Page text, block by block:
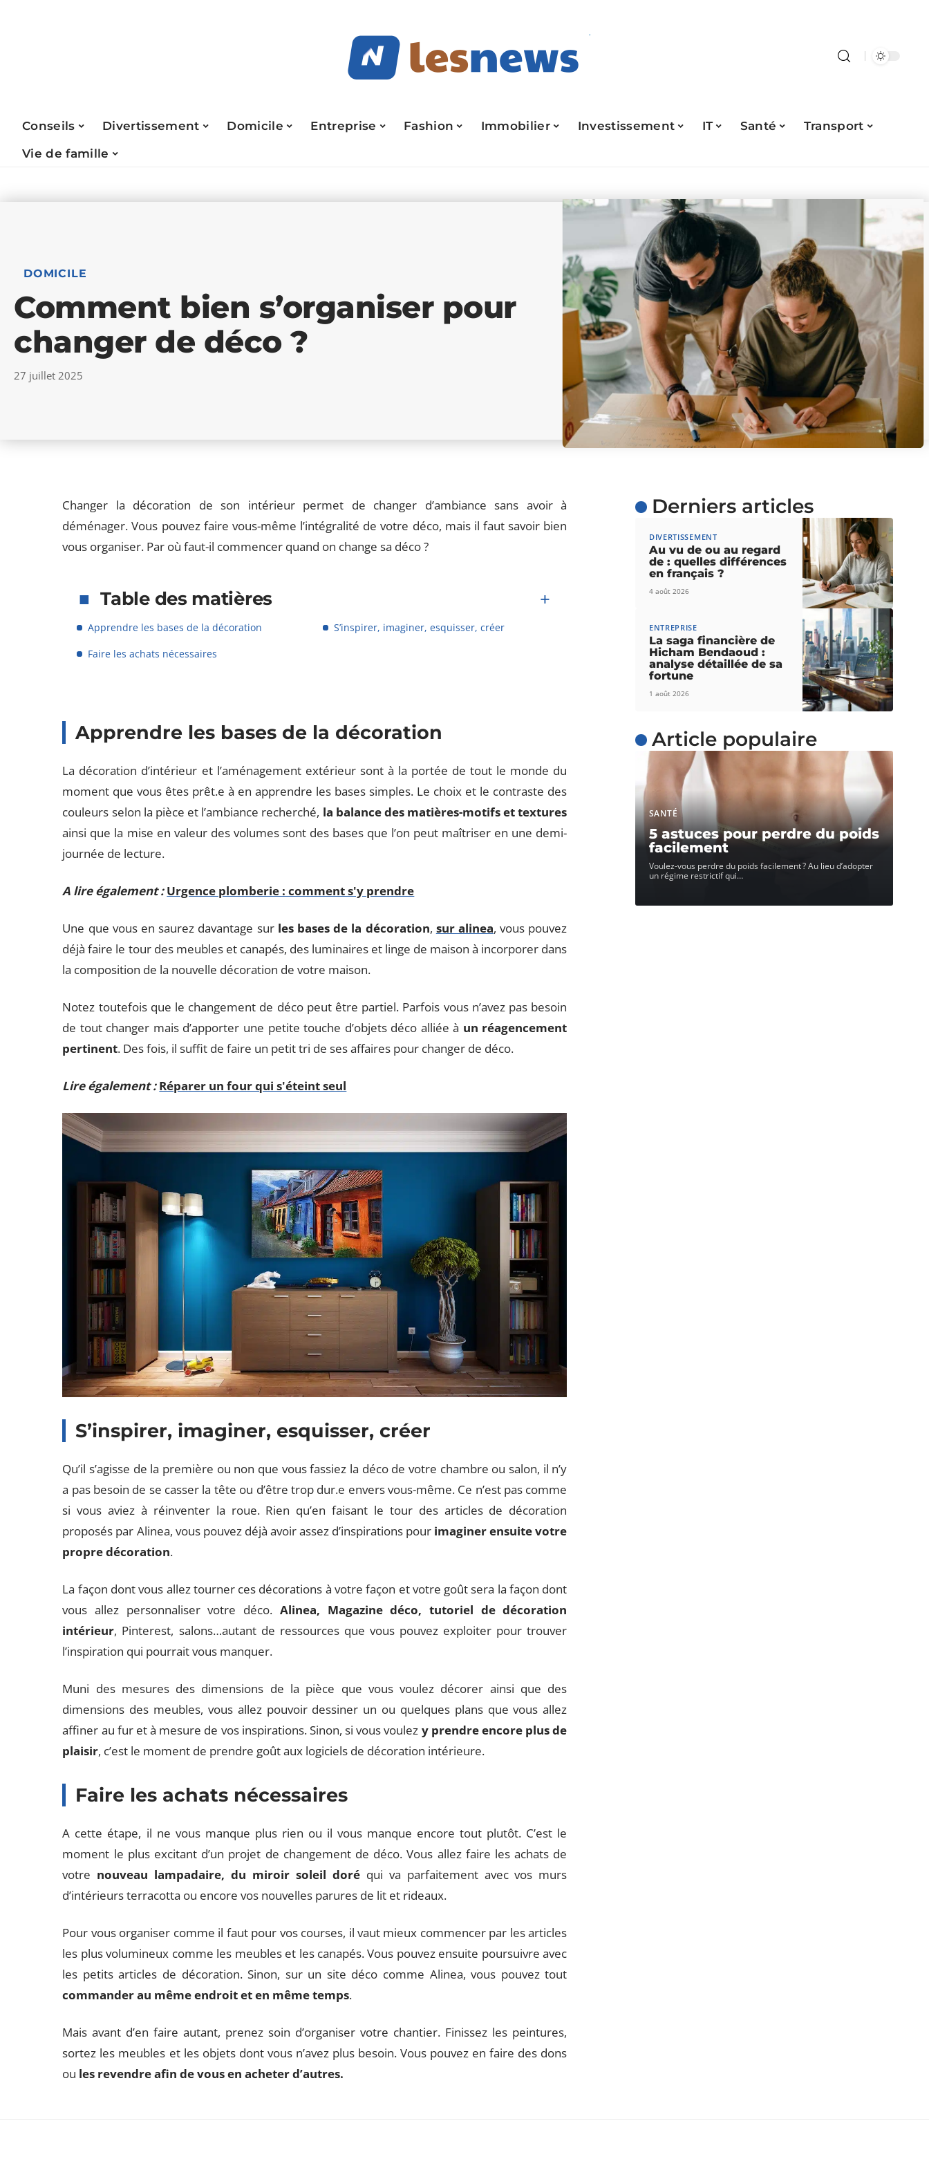
Conseils Divertissement Domicile Entreprise Fashion Immobilier Investissement IT Santé
Transport
Vie de famille
DOMICILE
Comment bien s’organiser pour
changer de déco ?
27 juillet 2025
Changer la décoration de son intérieur permet de changer d’ambiance sans avoir à
déménager. Vous pouvez faire vous-même l’intégralité de votre déco, mais il faut savoir bien
vous organiser. Par où faut-il commencer quand on change sa déco ?
Table des matières
Apprendre les bases de la décoration
S’inspirer, imaginer, esquisser, créer
Faire les achats nécessaires
Apprendre les bases de la décoration
La décoration d’intérieur et l’aménagement extérieur sont à la portée de tout le monde du
moment que vous êtes prêt.e à en apprendre les bases simples. Le choix et le contraste des
couleurs selon la pièce et l’ambiance recherché, la balance des matières-motifs et textures
ainsi que la mise en valeur des volumes sont des bases que l’on peut maîtriser en une demi-
journée de lecture.
A lire également : Urgence plomberie : comment s'y prendre
Une que vous en saurez davantage sur les bases de la décoration, sur alinea, vous pouvez
déjà faire le tour des meubles et canapés, des luminaires et linge de maison à incorporer dans
la composition de la nouvelle décoration de votre maison.
Notez toutefois que le changement de déco peut être partiel. Parfois vous n’avez pas besoin
de tout changer mais d’apporter une petite touche d’objets déco alliée à un réagencement
pertinent. Des fois, il suffit de faire un petit tri de ses affaires pour changer de déco.
Lire également : Réparer un four qui s'éteint seul
S’inspirer, imaginer, esquisser, créer
Qu’il s’agisse de la première ou non que vous fassiez la déco de votre chambre ou salon, il n’y
a pas besoin de se casser la tête ou d’être trop dur.e envers vous-même. Ce n’est pas comme
si vous aviez à réinventer la roue. Rien qu’en faisant le tour des articles de décoration
proposés par Alinea, vous pouvez déjà avoir assez d’inspirations pour imaginer ensuite votre
propre décoration.
La façon dont vous allez tourner ces décorations à votre façon et votre goût sera la façon dont
vous allez personnaliser votre déco. Alinea, Magazine déco, tutoriel de décoration
intérieur, Pinterest, salons…autant de ressources que vous pouvez exploiter pour trouver
l’inspiration qui pourrait vous manquer.
Muni des mesures des dimensions de la pièce que vous voulez décorer ainsi que des
dimensions des meubles, vous allez pouvoir dessiner un ou quelques plans que vous allez
affiner au fur et à mesure de vos inspirations. Sinon, si vous voulez y prendre encore plus de
plaisir, c’est le moment de prendre goût aux logiciels de décoration intérieure.
Faire les achats nécessaires
A cette étape, il ne vous manque plus rien ou il vous manque encore tout plutôt. C’est le
moment le plus excitant d’un projet de changement de déco. Vous allez faire les achats de
votre nouveau lampadaire, du miroir soleil doréqui va parfaitement avec vos murs
d’intérieurs terracotta ou encore vos nouvelles parures de lit et rideaux.
Pour vous organiser comme il faut pour vos courses, il vaut mieux commencer par les articles
les plus volumineux comme les meubles et les canapés. Vous pouvez ensuite poursuivre avec
les petits articles de décoration. Sinon, sur un site déco comme Alinea, vous pouvez tout
commander au même endroit et en même temps.
Mais avant d’en faire autant, prenez soin d’organiser votre chantier. Finissez les peintures,
sortez les meubles et les objets dont vous n’avez plus besoin. Vous pouvez en faire des dons
ou les revendre afin de vous en acheter d’autres.
Derniers articles
DIVERTISSEMENT
Au vu de ou au regard
de : quelles différences
en français ?
4 août 2026
ENTREPRISE
La saga financière de
Hicham Bendaoud :
analyse détaillée de sa
fortune
1 août 2026
Article populaire
SANTÉ
5 astuces pour perdre du poids
facilement
Voulez-vous perdre du poids facilement ? Au lieu d’adopter
un régime restrictif qui…